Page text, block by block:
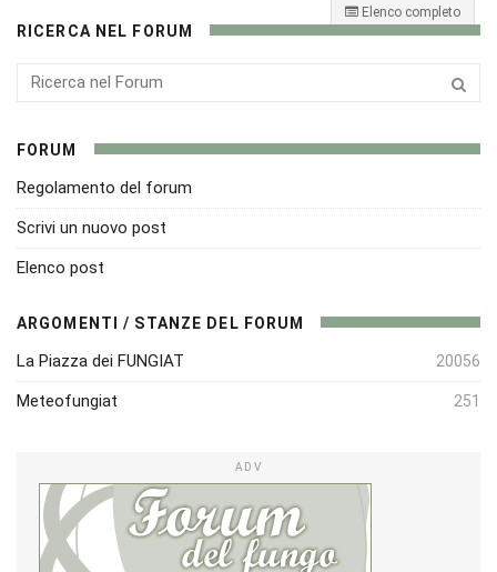
Elenco completo
RICERCA NEL FORUM
FORUM
Regolamento del forum
Scrivi un nuovo post
Elenco post
ARGOMENTI / STANZE DEL FORUM
La Piazza dei FUNGIAT 20056
Meteofungiat 251
ADV